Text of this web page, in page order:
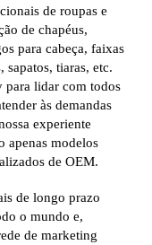
de roupas e
de chapéus,
para cabeça, faixas
sapatos, tiaras, etc.
para lidar com todos
às demandas
experiente
apenas modelos
de OEM.
de longo prazo
o mundo e,
de marketing